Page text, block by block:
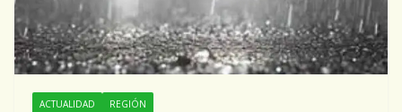
ACTUALIDAD REGIÓN